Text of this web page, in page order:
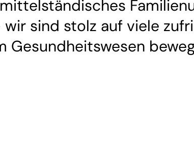
sind stolz auf viele
Gesundheitswesen